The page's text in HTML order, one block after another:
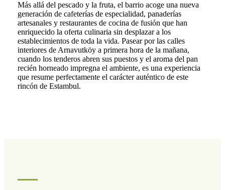
Más allá del pescado y la fruta, el barrio acoge una nueva
generación de cafeterías de especialidad, panaderías
artesanales y restaurantes de cocina de fusión que han
enriquecido la oferta culinaria sin desplazar a los
establecimientos de toda la vida. Pasear por las calles
interiores de Arnavutköy a primera hora de la mañana,
cuando los tenderos abren sus puestos y el aroma del pan
recién horneado impregna el ambiente, es una experiencia
que resume perfectamente el carácter auténtico de este
rincón de Estambul.